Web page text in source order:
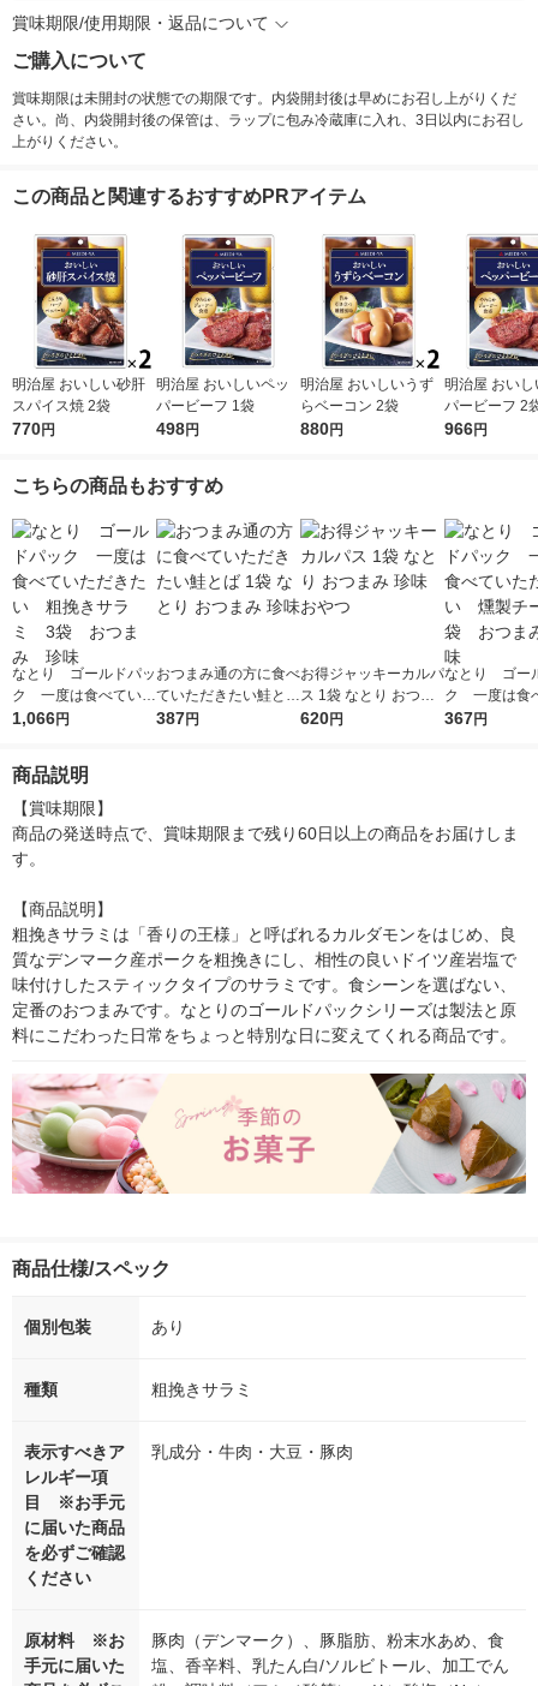
賞味期限/使用期限・返品について
ご購入について
賞味期限は未開封の状態での期限です。内袋開封後は早めにお召し上がりくだ
さい。尚、内袋開封後の保管は、ラップに包み冷蔵庫に入れ、3日以内にお召し
上がりください。
この商品と関連するおすすめPRアイテム
明治屋 おいしい砂肝
スパイス焼 2袋
770円
明治屋 おいしいペッ
パービーフ 1袋
498円
明治屋 おいしいうず
らベーコン 2袋
880円
明治屋 おいし
パービーフ 2
966円
こちらの商品もおすすめ
なとり ゴールドパッ
ク 一度は食べていた
だきたい 粗挽きサラ
1,066円
おつまみ通の方に食べ
ていただきたい鮭とば
1袋 なとり おつまみ
387円
お得ジャッキーカルパ
ス 1袋 なとり おつま
み 珍味 おやつ
620円
なとり ゴー
ク 一度は食
だきたい 燻
367円
商品説明
【賞味期限】
商品の発送時点で、賞味期限まで残り60日以上の商品をお届けしま
す。
【商品説明】
粗挽きサラミは「香りの王様」と呼ばれるカルダモンをはじめ、良
質なデンマーク産ポークを粗挽きにし、相性の良いドイツ産岩塩で
味付けしたスティックタイプのサラミです。食シーンを選ばない、
定番のおつまみです。なとりのゴールドパックシリーズは製法と原
料にこだわった日常をちょっと特別な日に変えてくれる商品です。
商品仕様/スペック
個別包装 あり
種類 粗挽きサラミ
表示すべきア
レルギー項
目 ※お手元
に届いた商品
を必ずご確認
ください
乳成分・牛肉・大豆・豚肉
原材料 ※お
手元に届いた
豚肉（デンマーク）、豚脂肪、粉末水あめ、食
塩、香辛料、乳たん白/ソルビトール、加工でん